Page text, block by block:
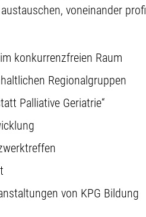
voneinander
konkurrenzfreien Raum
Regionalgruppen
Palliative Geriatrie“
von KPG Bildung